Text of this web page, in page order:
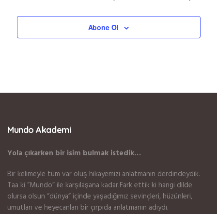
Abone Ol
Mundo Akademi
Yola çıkarken bir isim bulmak istedik…
Bir kelimeyle tüm var oluş hikayemizi anlatmanın derdindeydik.
Taa ki “Mundo” ile karşılaşana kadar.Fark ettik ki hangi dilde
olursa olsun “dünya” içinde yaşadığımız sevinçleri, hüzünleri,
umutları ve heyecanları bir çırpıda anlatmanın adıydı.